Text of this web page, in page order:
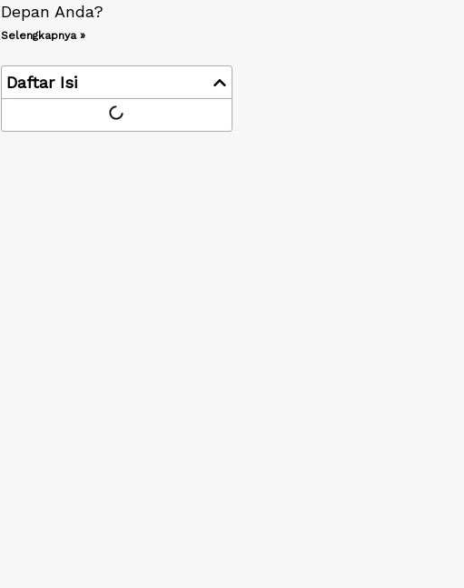
Depan Anda?
Selengkapnya »
Daftar Isi